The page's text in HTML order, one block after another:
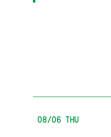
08/06 Thu